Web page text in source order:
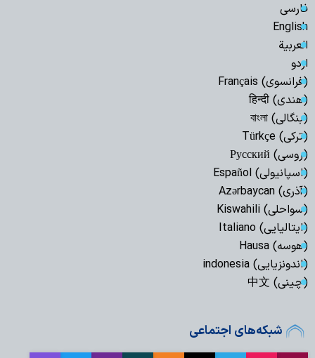
فارسی
English
العربیة
اردو
(فرانسوی) Français
(هندی) हिन्दी
(بنگالی) বাংলা
(ترکی) Türkçe
(روسی) Русский
(اسپانیولی) Español
(آذری) Azərbaycan
(سواحلی) Kiswahili
(ایتالیایی) Italiano
(هوسه) Hausa
(اندونزیایی) indonesia
(چینی) 中文
شبکه‌های اجتماعی